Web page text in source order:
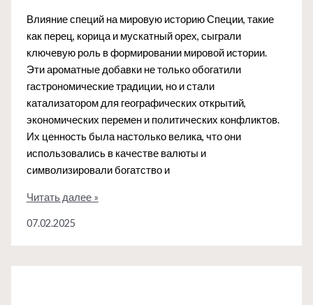
Влияние специй на мировую историю Специи, такие
как перец, корица и мускатный орех, сыграли
ключевую роль в формировании мировой истории.
Эти ароматные добавки не только обогатили
гастрономические традиции, но и стали
катализатором для географических открытий,
экономических перемен и политических конфликтов.
Их ценность была настолько велика, что они
использовались в качестве валюты и
символизировали богатство и
Специи,
изменили
Читать далее »
07.02.2025